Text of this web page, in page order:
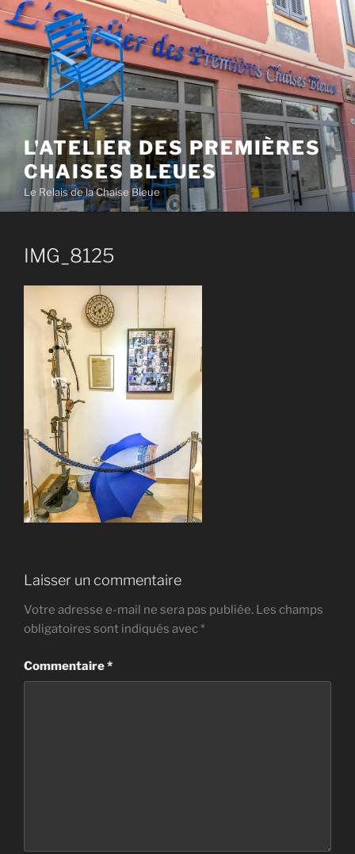
Aller
au
contenu
principal
L'ATELIER DES PREMIÈRES
CHAISES BLEUES
Le Relais de la Chaise Bleue
IMG_8125
Laisser un commentaire
Votre adresse e-mail ne sera pas publiée. Les champs
obligatoires sont indiqués avec*
Commentaire*